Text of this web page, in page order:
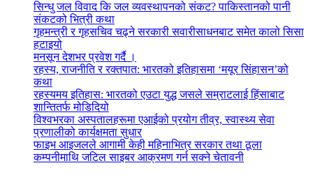
सिन्धु जल विवाद कि जल व्यवस्थापनको संकट? पाकिस्तानको पानी
संकटको भित्री कथा
गृहमन्त्री र गृहसचिव चढ्ने सरकारी सवारीसाधनबाट समेत कालो सिसा
हटाइयो
मनसून देशभर प्रवेश गर्दै ।
रहस्य, राजनीति र रक्तपात: भारतको इतिहासमा ‘मयूर सिंहासन’को
कथा
रहस्यमय इतिहास: भारतको एउटा युद्ध जसले सम्राटलाई हिंसाबाट
शान्तितर्फ मोडिदियो
विश्वभरका अस्पतालहरूमा एआईको प्रयोग तीव्र, स्वास्थ्य सेवा
प्रणालीको कार्यक्षमता सुधार
फाइभ आइजलले आगामी केही महिनाभित्र सरकार तथा ठूला
कम्पनीमाथि जटिल साइबर आक्रमण गर्न सक्ने चेतावनी